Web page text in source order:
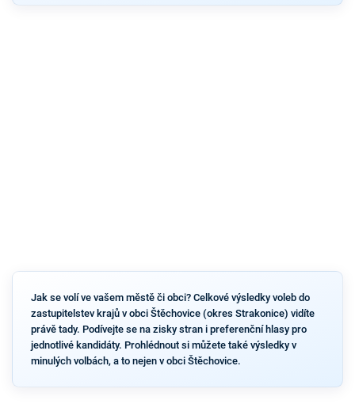
Jak se volí ve vašem městě či obci? Celkové výsledky voleb do
zastupitelstev krajů v obci Štěchovice (okres Strakonice) vidíte
právě tady. Podívejte se na zisky stran i preferenční hlasy pro
jednotlivé kandidáty. Prohlédnout si můžete také výsledky v
minulých volbách, a to nejen v obci Štěchovice.